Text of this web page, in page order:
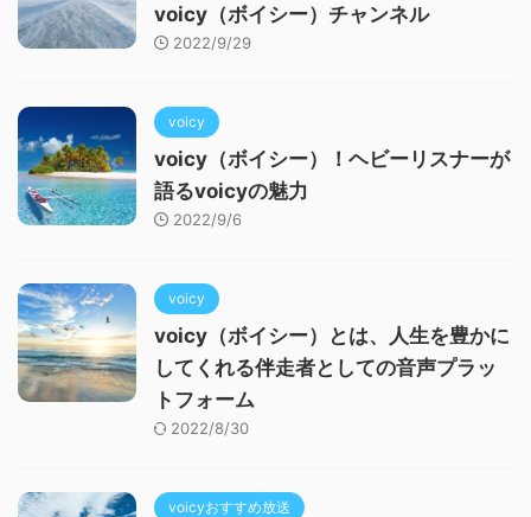
voicy（ボイシー）チャンネル
2022/9/29
voicy
voicy（ボイシー）！ヘビーリスナーが
語るvoicyの魅力
2022/9/6
voicy
voicy（ボイシー）とは、人生を豊かに
してくれる伴走者としての音声プラッ
トフォーム
2022/8/30
voicyおすすめ放送